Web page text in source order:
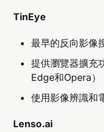
TinEye
最早的反向影像
提供瀏覽器擴充
Edge和Opera）
使用影像辨識和
Lenso.ai